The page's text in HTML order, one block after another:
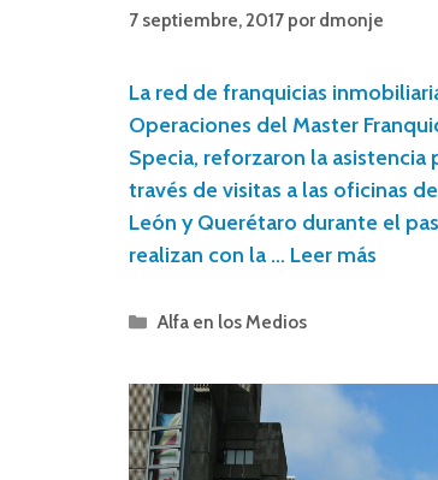
7 septiembre, 2017 por dmonje
La red de franquicias
Operaciones del Master
Specia, reforzaron la asistencia
través de visitas a las oficinas
León y Querétaro durante el
realizan con la … Leer más
Alfa en los Medios